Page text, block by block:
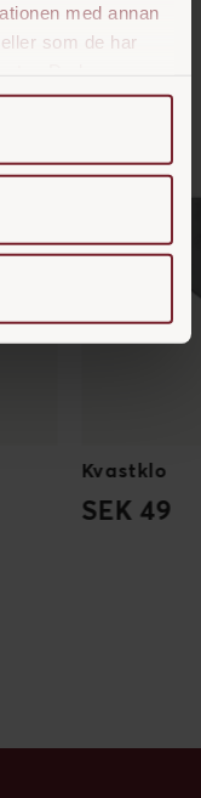
med annan
som de har
Kvastklo
SEK 49